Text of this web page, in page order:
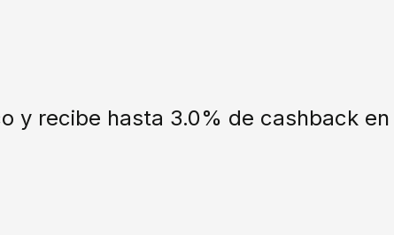
y recibe hasta 3.0% de cashback